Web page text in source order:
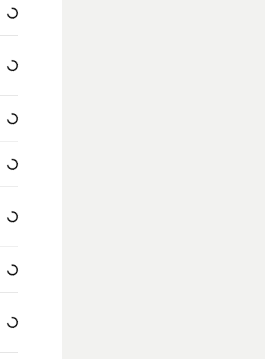
Loading...
Loading...
Loading...
Loading...
Loading...
Loading...
Loading...